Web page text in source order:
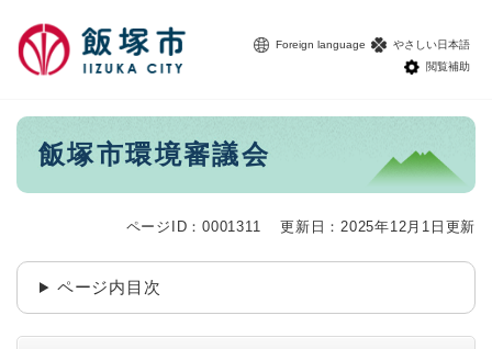
Foreign language
やさしい日本語
閲覧補助
本
飯塚市環境審議会
ページID：0001311 更新日：2025年12月1日更新
ページ内目次